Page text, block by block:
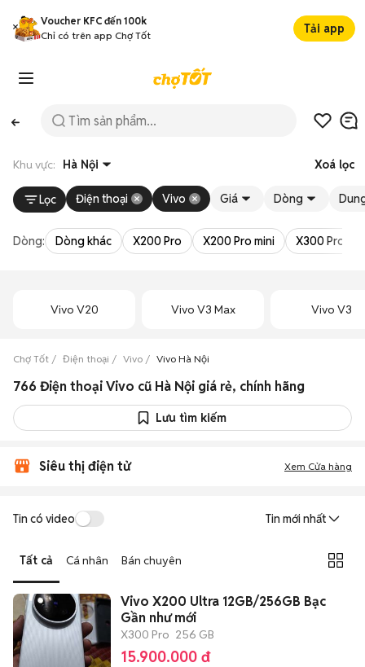
Voucher KFC đến 100k
Chỉ có trên app Chợ Tốt
Tải app
Khu vực: Hà Nội Xoá lọc
Lọc Điện thoại Vivo Giá Dòng
Dòng: Dòng khác X200 Pro X200 Pro mini X300 Pro
Vivo V20 Vivo V3 Max Vivo V3
Chợ Tốt Điện thoại Vivo Vivo Hà Nội
766 Điện thoại Vivo cũ Hà Nội giá rẻ, chính hãng
Lưu tìm kiếm
Siêu thị điện tử Xem Cửa hàng
Tin có video Tin mới nhất
Tất cả Cá nhân Bán chuyên
Vivo X200 Ultra 12GB/256GB Bạc
Gần như mới
X300 Pro 256 GB
15.900.000 đ